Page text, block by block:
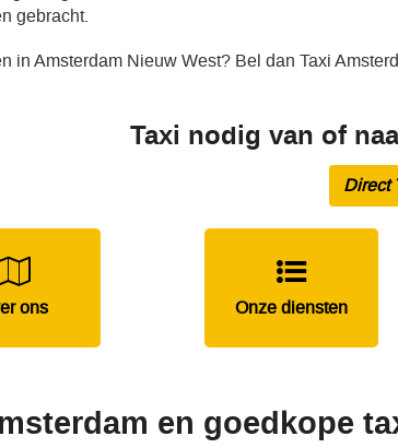
gebracht.
in Amsterdam Nieuw West? Bel dan Taxi
Taxi nodig van of
Direct
ons Onze diensten
en goedkope